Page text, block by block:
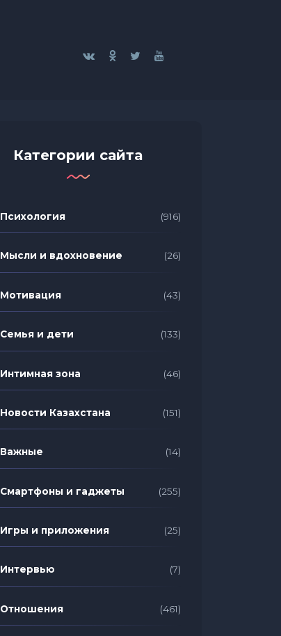
Категории сайта
Психология (916)
Мысли и вдохновение (26)
Мотивация (43)
Семья и дети (133)
Интимная зона (46)
Новости Казахстана (151)
Важные (14)
Смартфоны и гаджеты (255)
Игры и приложения (25)
Интервью (7)
Отношения (461)